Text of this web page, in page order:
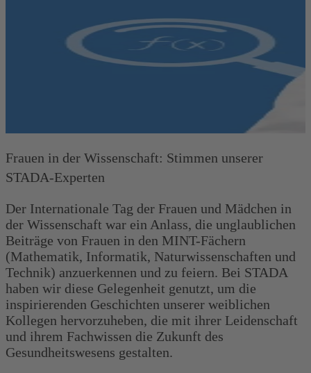
Frauen in der Wissenschaft: Stimmen unserer
STADA-Experten
Der Internationale Tag der Frauen und Mädchen in
der Wissenschaft war ein Anlass, die unglaublichen
Beiträge von Frauen in den MINT-Fächern
(Mathematik, Informatik, Naturwissenschaften und
Technik) anzuerkennen und zu feiern. Bei STADA
haben wir diese Gelegenheit genutzt, um die
inspirierenden Geschichten unserer weiblichen
Kollegen hervorzuheben, die mit ihrer Leidenschaft
und ihrem Fachwissen die Zukunft des
Gesundheitswesens gestalten.